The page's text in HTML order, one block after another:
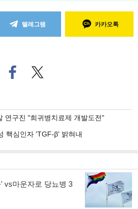
텔레그램 카카오톡
페
이
로
기
사
기
트위
터로
연구진 "희귀병치료제 개발도전"
핵심인자 'TGF-β' 밝혀내
vs마운자로 당뇨병 3